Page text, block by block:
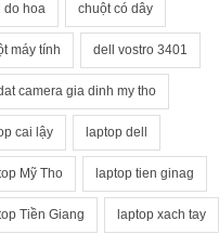
do hoa chuột có dây
máy tính dell vostro 3401
camera gia dinh my tho
cai lậy laptop dell
Mỹ Tho laptop tien ginag
Tiền Giang laptop xach tay